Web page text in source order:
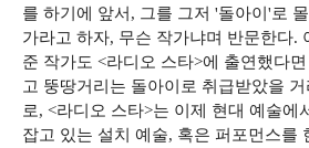
를 하기에 앞서, 그를 그저 '돌아이'로
가라고 하자, 무슨 작가냐며 반문한다.
준 작가도 <라디오 스타>에 출연했다
고 뚱땅거리는 돌아이로 취급받았을
로, <라디오 스타>는 이제 현대 예술에
잡고 있는 설치 예술, 혹은 퍼포먼스를